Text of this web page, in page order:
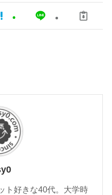
ト好きな40代。大学時